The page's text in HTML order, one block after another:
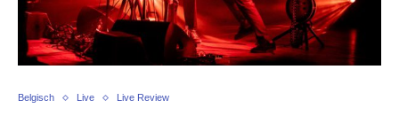
Belgisch Live Live Review